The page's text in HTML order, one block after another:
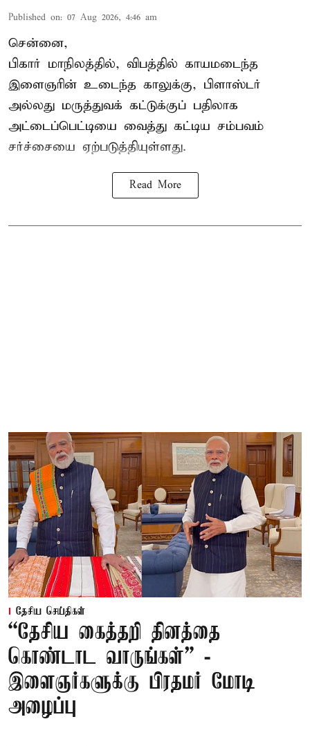
Published on: 07 Aug 2026, 4:46 am
சென்னை,
பிகார் மாநிலத்தில், விபத்தில் காயமடைந்த
இளைஞரின் உடைந்த காலுக்கு, பிளாஸ்டர்
அல்லது மருத்துவக் கட்டுக்குப் பதிலாக
அட்டைப்பெட்டியை வைத்து கட்டிய சம்பவம்
சர்ச்சையை ஏற்படுத்தியுள்ளது.
Read More
தேசிய செய்திகள்
“தேசிய கைத்தறி தினத்தை
கொண்டாட வாருங்கள்” -
இளைஞர்களுக்கு பிரதமர் மோடி
அழைப்பு